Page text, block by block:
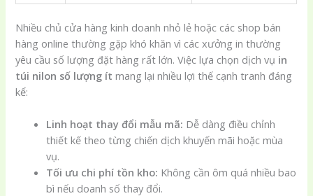
Nhiều chủ cửa hàng kinh doanh nhỏ lẻ hoặc các shop bán
hàng online thường gặp khó khăn vì các xưởng in thường
yêu cầu số lượng đặt hàng rất lớn. Việc lựa chọn dịch vụ in
túi nilon số lượng ít mang lại nhiều lợi thế cạnh tranh đáng
kể:
Linh hoạt thay đổi mẫu mã: Dễ dàng điều chỉnh
thiết kế theo từng chiến dịch khuyến mãi hoặc mùa
vụ.
Tối ưu chi phí tồn kho: Không cần ôm quá nhiều bao
bì nếu doanh số thay đổi.